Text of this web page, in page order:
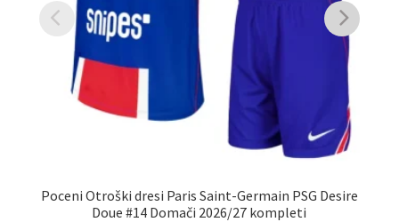
Poceni Otroški dresi Paris Saint-Germain PSG Desire
Doue #14 Domači 2026/27 kompleti